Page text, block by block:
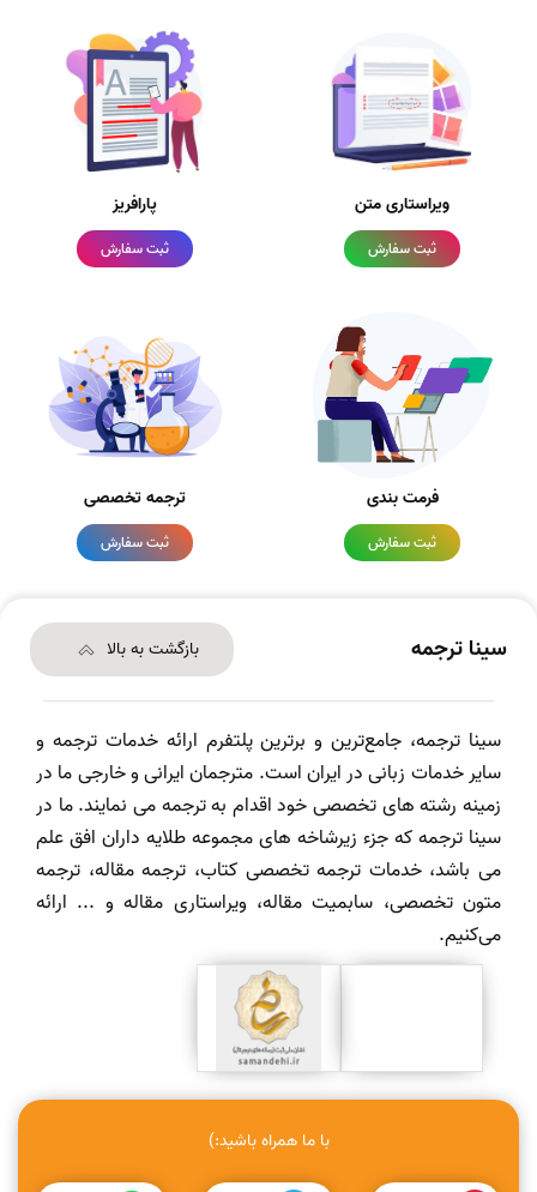
ویراستاری متن
ثبت سفارش
پارافریز
ثبت سفارش
فرمت بندی
ثبت سفارش
ترجمه تخصصی
ثبت سفارش
سینا ترجمه بازگشت به بالا
سینا ترجمه، جامع‌ترین و برترین پلتفرم ارائه خدمات ترجمه و
سایر خدمات زبانی در ایران است. مترجمان ایرانی و خارجی ما در
زمینه رشته های تخصصی خود اقدام به ترجمه می نمایند. ما در
سینا ترجمه که جزء زیرشاخه های مجموعه طلایه داران افق علم
می باشد، خدمات ترجمه تخصصی کتاب، ترجمه مقاله، ترجمه
متون تخصصی، سابمیت مقاله، ویراستاری مقاله و ... ارائه
می‌کنیم.
با ما همراه باشید:)